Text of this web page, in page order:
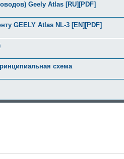
Geely Atlas [RU][PDF]
GEELY Atlas NL-3 [EN][PDF]
схема